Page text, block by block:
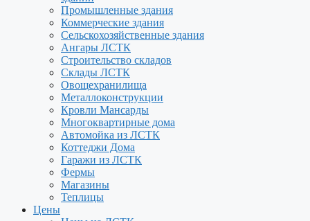
Промышленные здания
Коммерческие здания
Сельскохозяйственные здания
Ангары ЛСТК
Строительство складов
Склады ЛСТК
Овощехранилища
Металлоконструкции
Кровли Мансарды
Многоквартирные дома
Автомойка из ЛСТК
Коттеджи Дома
Гаражи из ЛСТК
Фермы
Магазины
Теплицы
Цены